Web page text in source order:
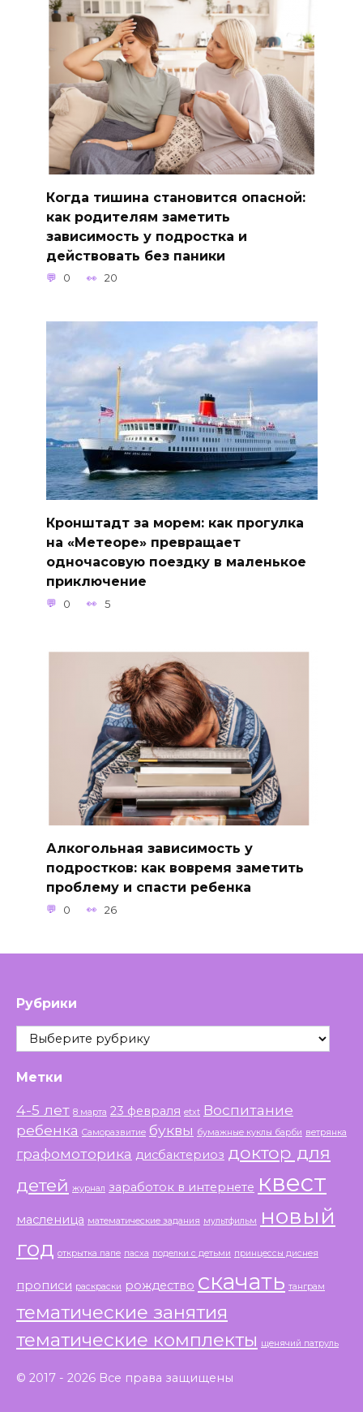
Когда тишина становится опасной:
как родителям заметить
зависимость у подростка и
действовать без паники
0 20
Кронштадт за морем: как прогулка
на «Метеоре» превращает
одночасовую поездку в маленькое
приключение
0 5
Алкогольная зависимость у
подростков: как вовремя заметить
проблему и спасти ребенка
0 26
Рубрики
Рубрики
Метки
4-5 лет 8 марта 23 февраля etxt Воспитание
ребенка Саморазвитие буквы бумажные куклы барби ветрянка
графомоторика дисбактериоз доктор для
детей журнал заработок в интернете квест
масленица математические задания мультфильм
новый
год открытка папе пасха поделки с детьми принцессы диснея
прописи раскраски рождество скачать танграм
тематические занятия
тематические комплекты щенячий патруль
© 2017 - 2026 Все права защищены